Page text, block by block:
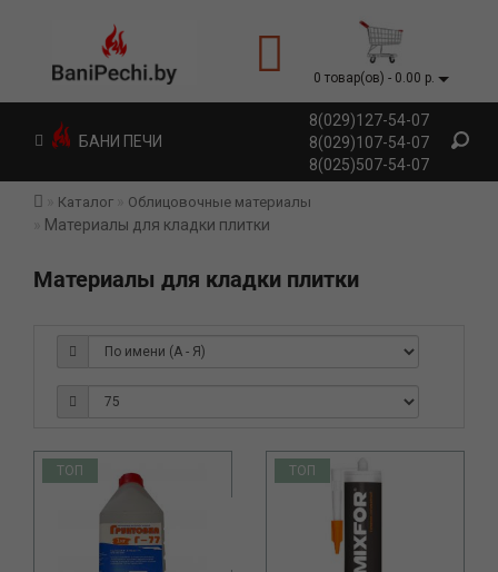
0 товар(ов) - 0.00 р.
8(029)127-54-07
8(029)107-54-07
8(025)507-54-07
БАНИ ПЕЧИ
Каталог Облицовочные материалы
Материалы для кладки плитки
Материалы для кладки плитки
ТОП ТОП